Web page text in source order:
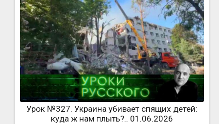
Урок №327. Украина убивает спящих детей:
куда ж нам плыть?.. 01.06.2026